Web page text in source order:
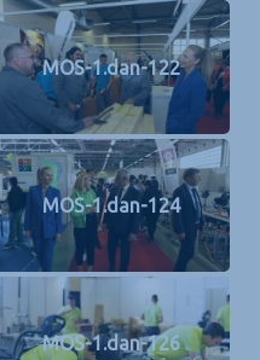
MOS-1.dan-122
MOS-1.dan-124
MOS-1.dan-126